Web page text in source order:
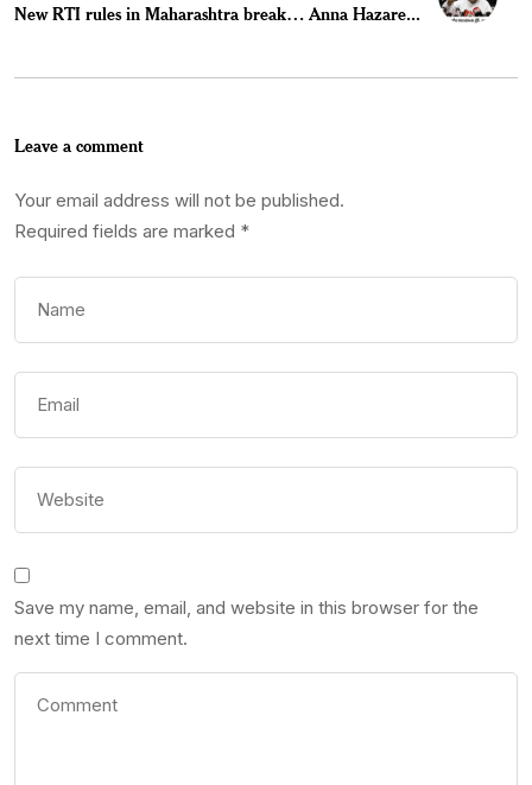
New RTI rules in Maharashtra break… Anna Hazare...
Leave a comment
Your email address will not be published.
Required fields are marked *
Save my name, email, and website in this browser for the
next time I comment.